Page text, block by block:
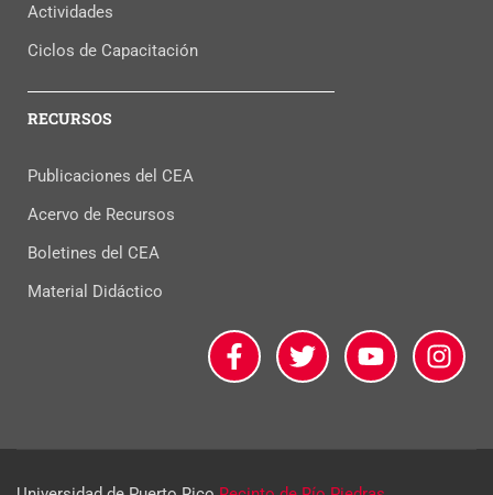
Actividades
Ciclos de Capacitación
RECURSOS
Publicaciones del CEA
Acervo de Recursos
Boletines del CEA
Material Didáctico